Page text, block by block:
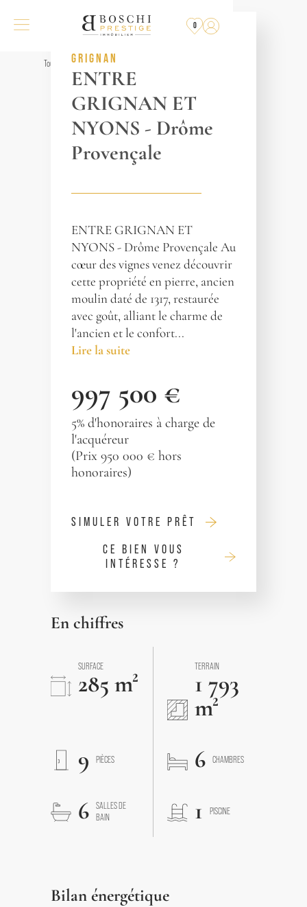
0
Tous les biensGRIGNAN
ENTRE
GRIGNAN ET
NYONS - Drôme
Provençale
ENTRE GRIGNAN ET
NYONS - Drôme Provençale Au
cœur des vignes venez découvrir
cette propriété en pierre, ancien
moulin daté de 1317, restaurée
avec goût, alliant le charme de
l'ancien et le confort...
Lire la suite
997 500 €
5% d'honoraires à charge de
l'acquéreur
(Prix 950 000 € hors
honoraires)
SIMULER VOTRE PRÊT
CE BIEN VOUS
INTÉRESSE ?
En chiffres
SURFACE
285 m²
TERRAIN
1 793
m²
9
PIÈCES 6 CHAMBRES
6
SALLES DE
BAIN
1 PISCINE
Bilan énergétique